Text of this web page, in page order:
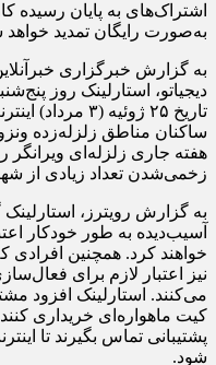
اشتراک‌های به پایان رسیده
به‌صورت رایگان تمدید
به گزارش خبرگزاری
دیجیاتو، استارلینک روز
تاریخ ۲۵ ژوئیه
ساکنان مناطق زلزله‌زده
هفته جاری زلزله‌ای ویرانگر
زخمی‌شدن تعداد زیادی از
به گزارش رویترز،
آسیب‌دیده به طور خودکار
خواهند کرد. همچنین افرادی
نیز اعتبار لازم برای
می‌کنند. استارلینک افزود
کیت ماهواره‌ای خریداری
شود.